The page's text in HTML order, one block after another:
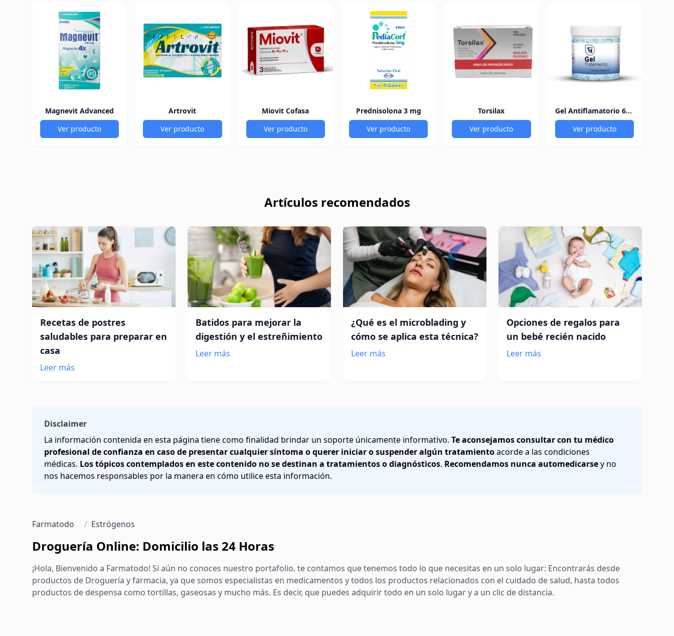
Magnevit Advanced
Ver producto
Artrovit
Ver producto
Miovit Cofasa
Ver producto
Prednisolona 3 mg
Ver producto
Torsilax
Ver producto
Gel Antiflamatorio 60Gr
Ver producto
Artículos recomendados
Recetas de postres
saludables para preparar en
casa
Leer más
Batidos para mejorar la
digestión y el estreñimiento
Leer más
¿Qué es el microblading y
cómo se aplica esta técnica?
Leer más
Opciones de regalos para
un bebé recién nacido
Leer más
Disclaimer
La información contenida en esta página tiene como finalidad brindar un soporte únicamente informativo. Te aconsejamos consultar con tu médico
profesional de confianza en caso de presentar cualquier síntoma o querer iniciar o suspender algún tratamientoacorde a las condiciones
médicas. Los tópicos contemplados en este contenido no se destinan a tratamientos o diagnósticos. Recomendamos nunca automedicarsey no
nos hacemos responsables por la manera en cómo utilice esta información.
Farmatodo / Estrógenos
Droguería Online: Domicilio las 24 Horas
¡Hola, Bienvenido a Farmatodo! Si aún no conoces nuestro portafolio, te contamos que tenemos todo lo que necesitas en un solo lugar: Encontrarás desde
productos de Droguería y farmacia, ya que somos especialistas en medicamentos y todos los productos relacionados con el cuidado de salud, hasta todos
productos de despensa como tortillas, gaseosas y mucho más. Es decir, que puedes adquirir todo en un solo lugar y a un clic de distancia.